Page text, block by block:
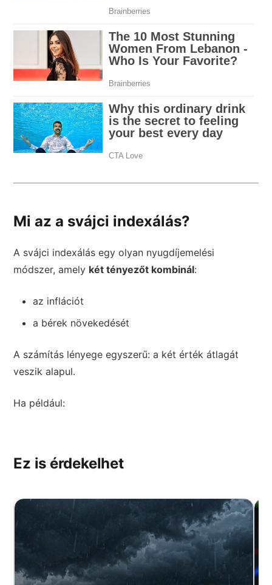
Mi az a svájci indexálás?
A svájci indexálás egy olyan nyugdíjemelési
módszer, amely két tényezőt kombinál:
az inflációt
a bérek növekedését
A számítás lényege egyszerű: a két érték átlagát
veszik alapul.
Ha például:
Ez is érdekelhet